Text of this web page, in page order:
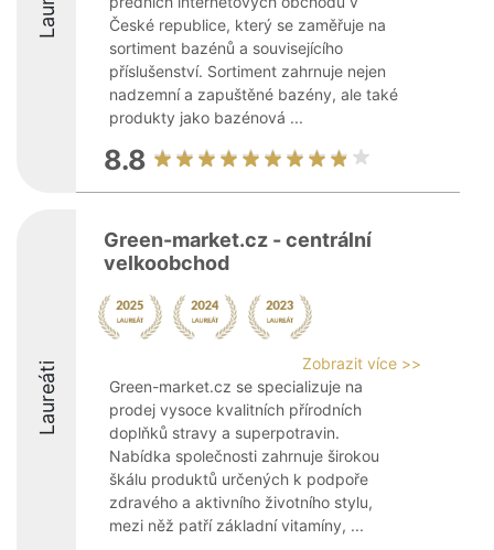
České republice, který se zaměřuje na
sortiment bazénů a souvisejícího
příslušenství. Sortiment zahrnuje nejen
nadzemní a zapuštěné bazény, ale také
produkty jako bazénová ...
8.8
Laureáti
Green-market.cz - centrální
velkoobchod
Zobrazit více >>
Green-market.cz se specializuje na
prodej vysoce kvalitních přírodních
doplňků stravy a superpotravin.
Nabídka společnosti zahrnuje širokou
škálu produktů určených k podpoře
zdravého a aktivního životního stylu,
mezi něž patří základní vitamíny, ...